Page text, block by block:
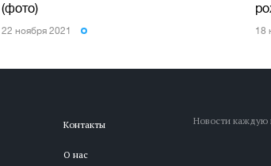
(фото)
22 ноября 2021 18
Контакты
О нас
Новости каждую